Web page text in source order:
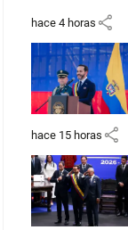
hace 4 horas share
hace 15 horas share